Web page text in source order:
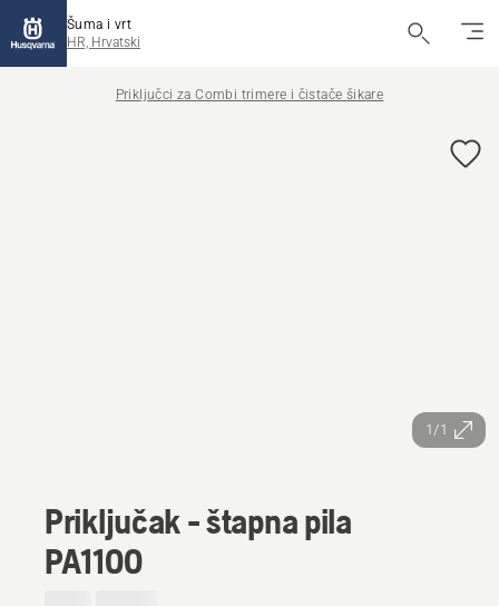
Šuma i vrt
HR, Hrvatski
Priključci za Combi trimere i čistače šikare
1/1
Priključak - štapna pila
PA1100